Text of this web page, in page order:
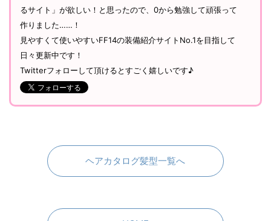
るサイト」が欲しい！と思ったので、0から勉強して頑張って
作りました……！
見やすくて使いやすいFF14の装備紹介サイトNo.1を目指して
日々更新中です！
Twitterフォローして頂けるとすごく嬉しいです♪
ヘアカタログ髪型一覧へ